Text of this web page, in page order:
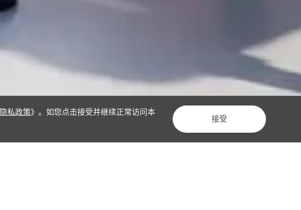
隐私政策》。如您点击接受并继续正常访问本
接受